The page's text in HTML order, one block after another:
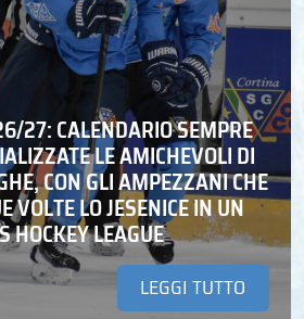
27: CALENDARIO SEMPRE
LE AMICHEVOLI DI
CON GLI AMPEZZANI CHE
VOLTE LO JESENICE IN UN
HOCKEY LEAGUE
LEGGI TUTTO